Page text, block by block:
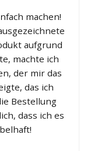
machen!
aufgrund
machte ich
der mir das
das ich
Bestellung
dass ich es